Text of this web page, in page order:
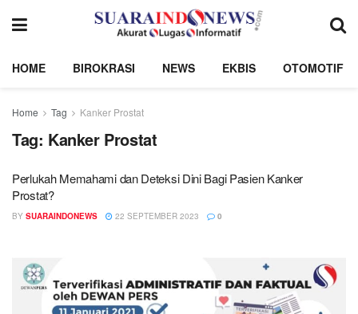
HOME BIROKRASI NEWS EKBIS OTOMOTIF
Home Tag Kanker Prostat
Tag: Kanker Prostat
Perlukah Memahami dan Deteksi Dini Bagi Pasien Kanker
Prostat?
BY SUARAINDONEWS 22 SEPTEMBER 2023 0